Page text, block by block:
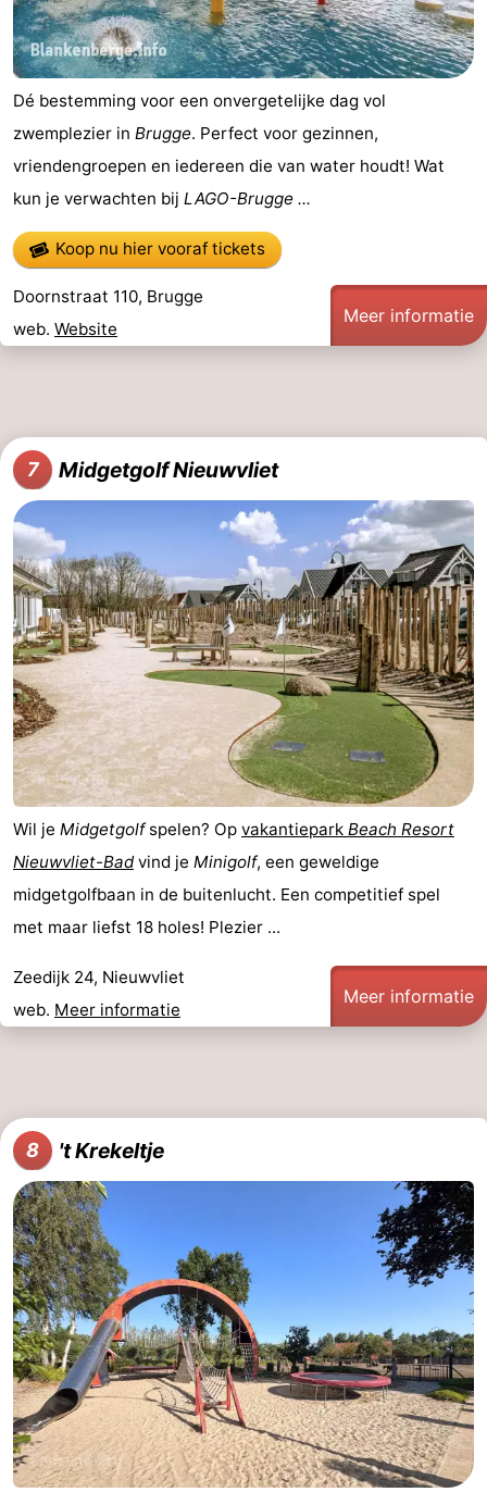
Dé bestemming voor een onvergetelijke dag vol
zwemplezier in Brugge. Perfect voor gezinnen,
vriendengroepen en iedereen die van water houdt! Wat
kun je verwachten bij LAGO-Brugge ...
Koop nu hier vooraf tickets
Doornstraat 110, Brugge
web. Website
Meer informatie
7 Midgetgolf Nieuwvliet
Wil je Midgetgolfspelen? Op vakantiepark Beach Resort
Nieuwvliet-Badvind je Minigolf, een geweldige
midgetgolfbaan in de buitenlucht. Een competitief spel
met maar liefst 18 holes! Plezier ...
Zeedijk 24, Nieuwvliet
web. Meer informatie
Meer informatie
8 't Krekeltje